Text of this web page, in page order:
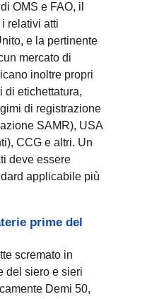
OMS e FAO, il
relativi atti
e la pertinente
mercato di
inoltre propri
di etichettatura,
di registrazione
SAMR), USA
CCG e altri. Un
deve essere
applicabile più
prime del
scremato in
del siero e sieri
Demi 50,